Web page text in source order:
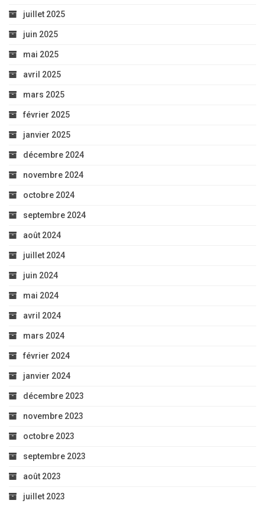
juillet 2025
juin 2025
mai 2025
avril 2025
mars 2025
février 2025
janvier 2025
décembre 2024
novembre 2024
octobre 2024
septembre 2024
août 2024
juillet 2024
juin 2024
mai 2024
avril 2024
mars 2024
février 2024
janvier 2024
décembre 2023
novembre 2023
octobre 2023
septembre 2023
août 2023
juillet 2023